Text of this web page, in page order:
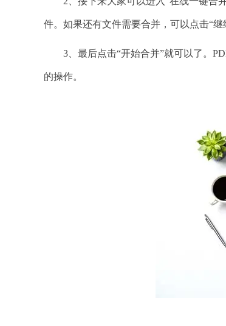
件。如果还有文件需要合并，可以点击“
3、最后点击“开始合并”就可以了。
的操作。